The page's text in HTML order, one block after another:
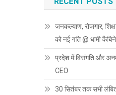
जनकल्याण, रोजगार,
को नई गति @ धामी
प्रदेश में विसंगति और
CEO
30 सितंबर तक सभी